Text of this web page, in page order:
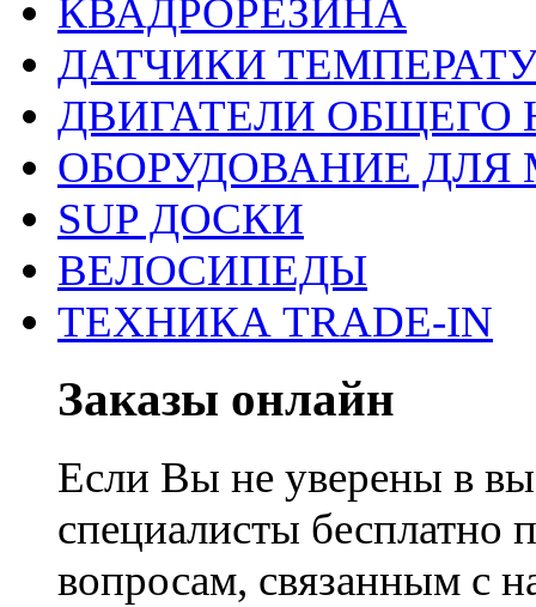
КВАДРОРЕЗИНА
ДАТЧИКИ
ДВИГАТЕЛИ ОБЩЕГО
ОБОРУДОВАНИЕ
SUP ДОСКИ
ВЕЛОСИПЕДЫ
ТЕХНИКА TRADE-IN
Заказы онлайн
Если Вы не уверены в
специалисты
вопросам, связанным с